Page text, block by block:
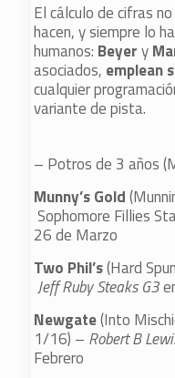
El cálculo de cifras
hacen, y siempre lo
humanos: Beyery
asociados, emplean
cualquier
variante de pista.
– Potros de 3 años
Munny’s Gold
Sophomore Fillies
26 de Marzo
Two Phil’s(Hard
Jeff Ruby Steaks G3
Newgate(Into
1/16) – Robert B
Febrero